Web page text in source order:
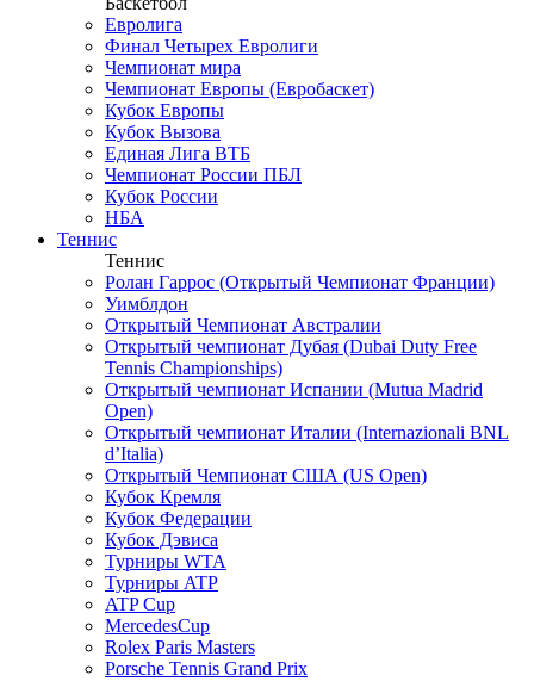
Евролига
Финал Четырех Евролиги
Чемпионат мира
Чемпионат Европы (Евробаскет)
Кубок Европы
Кубок Вызова
Единая Лига ВТБ
Чемпионат России ПБЛ
Кубок России
НБА
Теннис
Теннис
Ролан Гаррос (Открытый Чемпионат Франции)
Уимблдон
Открытый Чемпионат Австралии
Открытый чемпионат Дубая (Dubai Duty Free
Tennis Championships)
Открытый чемпионат Испании (Mutua Madrid
Open)
Открытый чемпионат Италии (Internazionali BNL
d’Italia)
Открытый Чемпионат США (US Open)
Кубок Кремля
Кубок Федерации
Кубок Дэвиса
Турниры WTA
Турниры ATP
ATP Cup
MercedesCup
Rolex Paris Masters
Porsche Tennis Grand Prix